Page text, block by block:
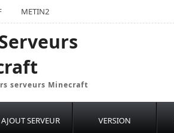
METIN2
serveurs Minecraft
AJOUT SERVEUR VERSION